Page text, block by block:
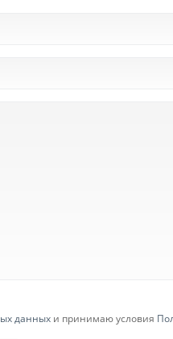
данных и принимаю условия